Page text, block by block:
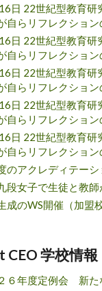
日 22世紀型教育研
自らリフレクション
日 22世紀型教育研
自らリフレクション
日 22世紀型教育研
自らリフレクション
日 22世紀型教育研
自らリフレクション
日 22世紀型教育研
自らリフレクション
のアクレディテーシ
段女子で生徒と教
成のWS開催（加盟
CEO 学校情報
６年度定例会 新た